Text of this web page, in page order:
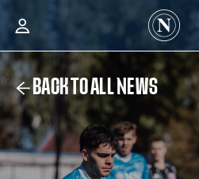
BACK TO ALL NEWS